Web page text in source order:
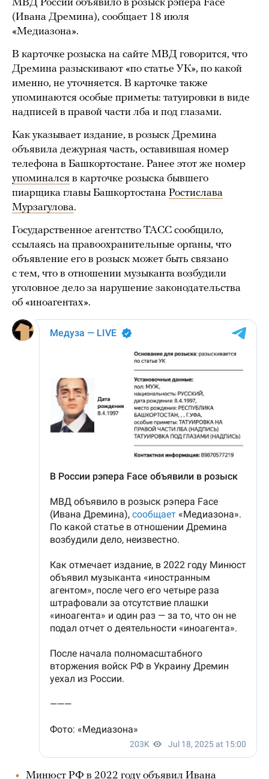
МВД России объявило в розыск рэпера Face
(Ивана Дремина), сообщает 18 июля
«Медиазона».
В карточке розыска на сайте МВД говорится, что
Дремина разыскивают «по статье УК», по какой
именно, не уточняется. В карточке также
упоминаются особые приметы: татуировки в виде
надписей в правой части лба и под глазами.
Как указывает издание, в розыск Дремина
объявила дежурная часть, оставившая номер
телефона в Башкортостане. Ранее этот же номер
упоминался в карточке розыска бывшего
пиарщика главы Башкортостана Ростислава
Мурзагулова.
Государственное агентство ТАСС сообщило,
ссылаясь на правоохранительные органы, что
объявление его в розыск может быть связано
с тем, что в отношении музыканта возбудили
уголовное дело за нарушение законодательства
об «иноагентах».
Минюст РФ в 2022 году объявил Ивана